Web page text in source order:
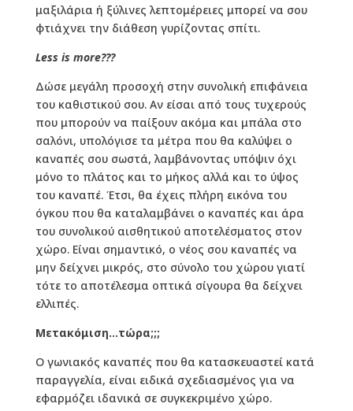
μαξιλάρια ή ξύλινες λεπτομέρειες μπορεί να σου
φτιάχνει την διάθεση γυρίζοντας σπίτι.
Less is more???
Δώσε μεγάλη προσοχή στην συνολική επιφάνεια
του καθιστικού σου. Αν είσαι από τους τυχερούς
που μπορούν να παίξουν ακόμα και μπάλα στο
σαλόνι, υπολόγισε τα μέτρα που θα καλύψει ο
καναπές σου σωστά, λαμβάνοντας υπόψιν όχι
μόνο το πλάτος και το μήκος αλλά και το ύψος
του καναπέ. Έτσι, θα έχεις πλήρη εικόνα του
όγκου που θα καταλαμβάνει ο καναπές και άρα
του συνολικού αισθητικού αποτελέσματος στον
χώρο. Είναι σημαντικό, ο νέος σου καναπές να
μην δείχνει μικρός, στο σύνολο του χώρου γιατί
τότε το αποτέλεσμα οπτικά σίγουρα θα δείχνει
ελλιπές.
Μετακόμιση…τώρα;;;
Ο γωνιακός καναπές που θα κατασκευαστεί κατά
παραγγελία, είναι ειδικά σχεδιασμένος για να
εφαρμόζει ιδανικά σε συγκεκριμένο χώρο.